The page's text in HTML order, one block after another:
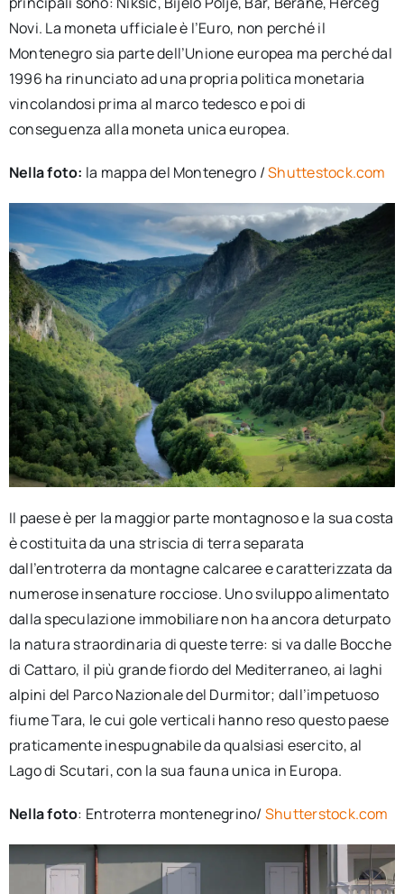
Novi. La moneta ufficiale è l’Euro, non perché il
Montenegro sia parte dell’Unione europea ma perché dal
1996 ha rinunciato ad una propria politica monetaria
vincolandosi prima al marco tedesco e poi di
conseguenza alla moneta unica europea.
Nella foto: la mappa del Montenegro /Shuttestock.com
Il paese è per la maggior parte montagnoso e la sua costa
è costituita da una striscia di terra separata
dall’entroterra da montagne calcaree e caratterizzata da
numerose insenature rocciose. Uno sviluppo alimentato
dalla speculazione immobiliare non ha ancora deturpato
la natura straordinaria di queste terre: si va dalle Bocche
di Cattaro, il più grande fiordo del Mediterraneo, ai laghi
alpini del Parco Nazionale del Durmitor; dall’impetuoso
fiume Tara, le cui gole verticali hanno reso questo paese
praticamente inespugnabile da qualsiasi esercito, al
Lago di Scutari, con la sua fauna unica in Europa.
Nella foto: Entroterra montenegrino/ Shutterstock.com